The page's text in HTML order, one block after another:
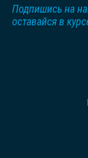
Подпишись на
оставайся в